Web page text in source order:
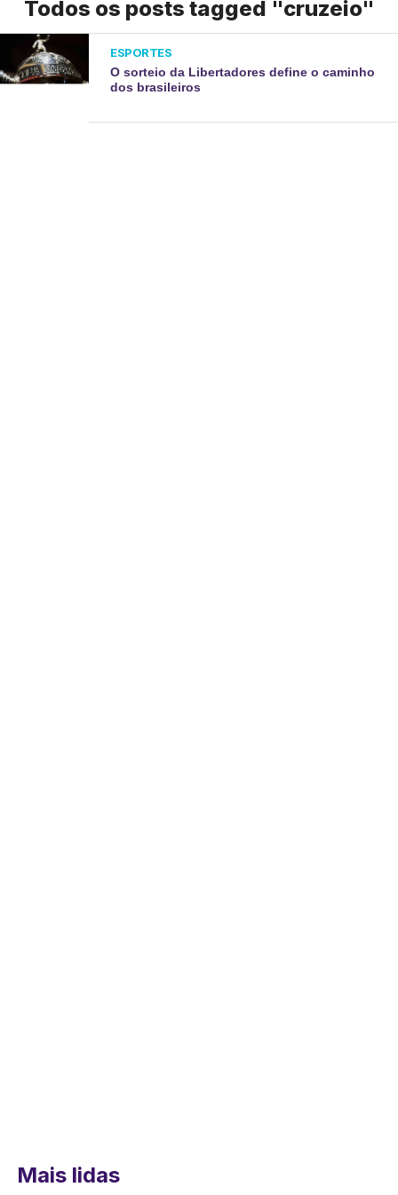
Todos os posts tagged "cruzeio"
ESPORTES
O sorteio da Libertadores define o caminho
dos brasileiros
Mais lidas